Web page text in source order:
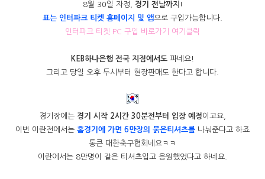
8월 30일 자정, 경기 전날까지 !
표는 인터파크 티켓 홈페이지 및 앱으로 구입가능합니다.
인터파크 티켓 PC 구입 바로가기 여기클릭
KEB하나은행 전국 지점에서도 파네요!
그리고 당일 오후 두시부터 현장판매도 한다고 합니다.
경기장에는 경기 시작 2시간 30분전부터 입장 예정이고요,
이번 이란전에서는 홈경기에 가면 6만장의 붉은티셔츠를 나눠준다고 하죠
통큰 대한축구협회네요ㅋㅋ
이란에서는 8만명이 같은 티셔츠입고 응원했었다고 하네요.